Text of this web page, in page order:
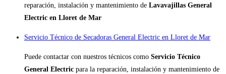
reparación, instalación y mantenimiento de Lavavajillas General
Electric en Lloret de Mar
Servicio Técnico de Secadoras General Electric en Lloret de Mar
Puede contactar con nuestros técnicos como Servicio Técnico
General Electric para la reparación, instalación y mantenimiento de